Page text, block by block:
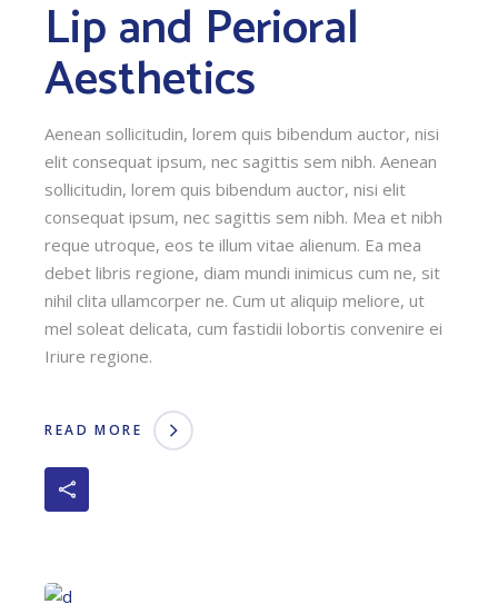
Lip and Perioral
Aesthetics
Aenean sollicitudin, lorem quis bibendum auctor, nisi
elit consequat ipsum, nec sagittis sem nibh. Aenean
sollicitudin, lorem quis bibendum auctor, nisi elit
consequat ipsum, nec sagittis sem nibh. Mea et nibh
reque utroque, eos te illum vitae alienum. Ea mea
debet libris regione, diam mundi inimicus cum ne, sit
nihil clita ullamcorper ne. Cum ut aliquip meliore, ut
mel soleat delicata, cum fastidii lobortis convenire ei
Iriure regione.
READ MORE